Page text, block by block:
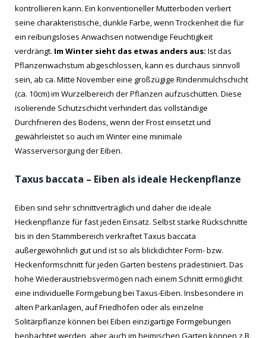
kontrollieren kann. Ein konventioneller Mutterboden verliert
seine charakteristische, dunkle Farbe, wenn Trockenheit die für
ein reibungsloses Anwachsen notwendige Feuchtigkeit
verdrängt. Im Winter sieht das etwas anders aus: Ist das
Pflanzenwachstum abgeschlossen, kann es durchaus sinnvoll
sein, ab ca. Mitte November eine großzügige Rindenmulchschicht
(ca. 10cm) im Wurzelbereich der Pflanzen aufzuschütten. Diese
isolierende Schutzschicht verhindert das vollständige
Durchfrieren des Bodens, wenn der Frost einsetzt und
gewährleistet so auch im Winter eine minimale
Wasserversorgung der Eiben.
Taxus baccata – Eiben als ideale Heckenpflanze
Eiben sind sehr schnittverträglich und daher die ideale
Heckenpflanze für fast jeden Einsatz. Selbst starke Rückschnitte
bis in den Stammbereich verkraftet Taxus baccata
außergewöhnlich gut und ist so als blickdichter Form- bzw.
Heckenformschnitt für jeden Garten bestens prädestiniert. Das
hohe Wiederaustriebsvermögen nach einem Schnitt ermöglicht
eine individuelle Formgebung bei Taxus-Eiben. Insbesondere in
alten Parkanlagen, auf Friedhöfen oder als einzelne
Solitärpflanze können bei Eiben einzigartige Formgebungen
beobachtet werden, aber auch im heimischen Garten können z.B.